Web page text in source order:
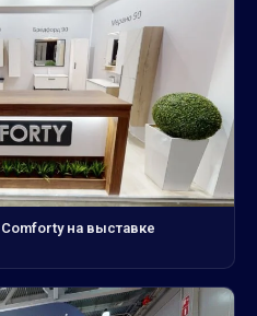
на выставке